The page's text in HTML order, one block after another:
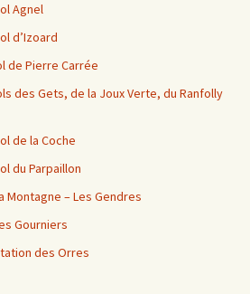
Agnel
d’Izoard
de Pierre Carrée
des Gets, de la Joux Verte, du Ranfolly
de la Coche
du Parpaillon
Montagne – Les Gendres
Gourniers
des Orres